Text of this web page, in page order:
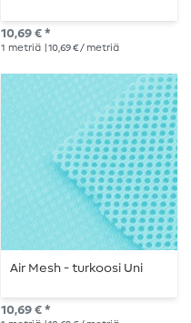
10,69 € *
1 metriä | 10,69 € / metriä
Air Mesh - turkoosi Uni
10,69 € *